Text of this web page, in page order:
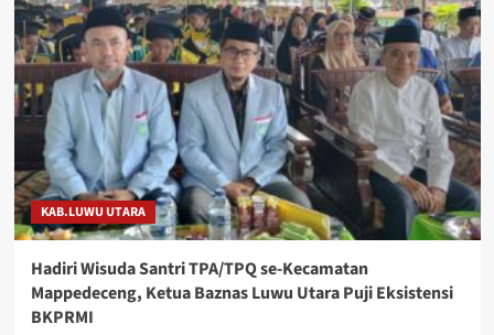
KAB.LUWU UTARA
Hadiri Wisuda Santri TPA/TPQ se-Kecamatan
Mappedeceng, Ketua Baznas Luwu Utara Puji Eksistensi
BKPRMI